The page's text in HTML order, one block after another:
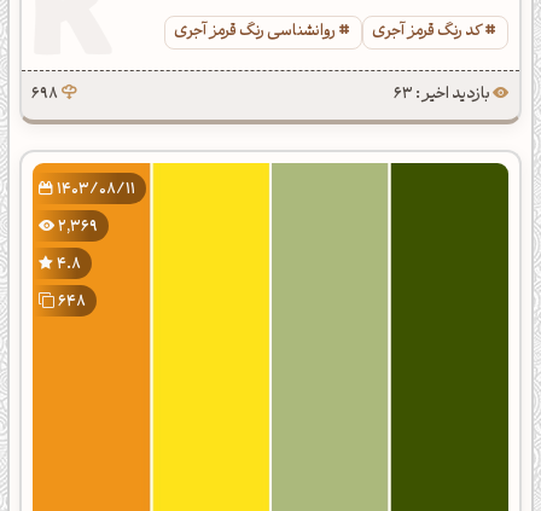
کد رنگ قرمز آجری
روانشناسی رنگ قرمز آجری
بازدید اخیر : 63 698
1403/08/11
2,369
4.8
648